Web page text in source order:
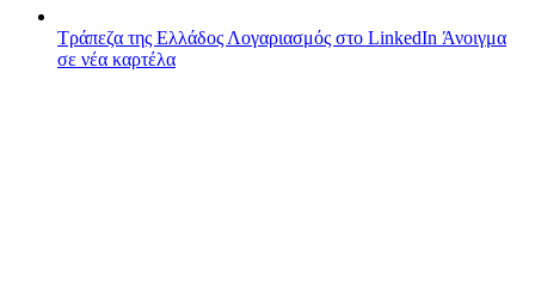
Τράπεζα της Ελλάδος Λογαριασμός στο LinkedIn Άνοιγμα
σε νέα καρτέλα